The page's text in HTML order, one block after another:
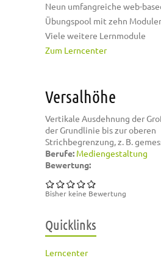
Neun umfangreiche web-
Übungspool mit zehn
Viele weitere Lernmodule
Zum Lerncenter
Versalhöhe
Vertikale Ausdehnung der
der Grundlinie bis zur oberen
Strichbegrenzung, z. B.
Berufe: Mediengestaltung
Bewertung:
Bisher keine Bewertung
Quicklinks
Lerncenter